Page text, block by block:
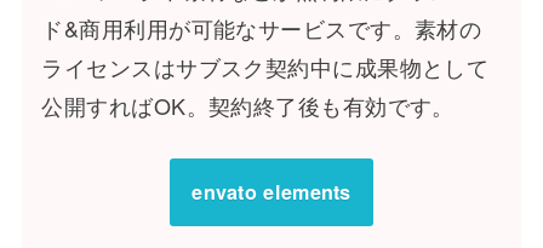
ド&商用利用が可能なサービスです。素材の
ライセンスはサブスク契約中に成果物として
公開すればOK。契約終了後も有効です。
envato elements